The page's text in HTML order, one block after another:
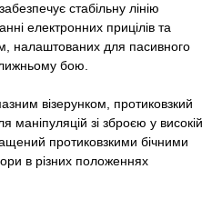
стабільну лінію
електронних прицілів та
налаштованих для пасивного
бою.
візерунком, протиковзкий
маніпуляцій зі зброєю у високій
протиковзкими бічними
в різних положеннях